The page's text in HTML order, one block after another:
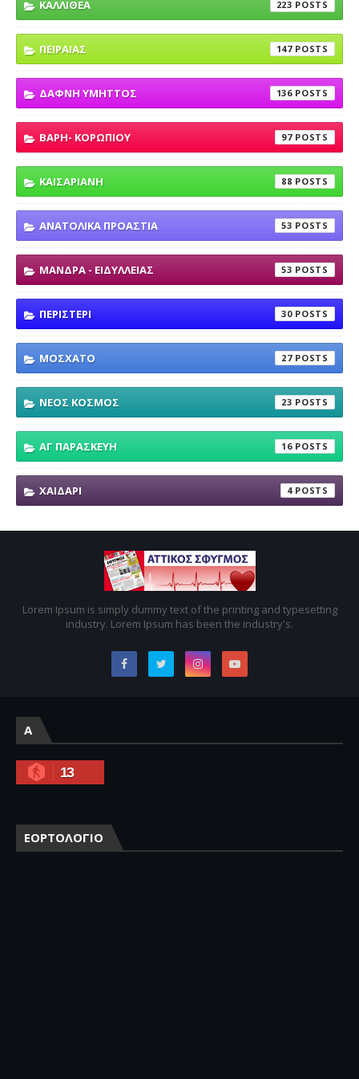
ΚΑΛΛΙΘΕΑ 223
ΠΕΙΡΑΙΑΣ 147
ΔΑΦΝΗ ΥΜΗΤΤΟΣ 136
ΒΑΡΗ- ΚΟΡΩΠΙΟΥ 97
ΚΑΙΣΑΡΙΑΝΗ 88
ΑΝΑΤΟΛΙΚΑ ΠΡΟΑΣΤΙΑ 53
ΜΑΝΔΡΑ - ΕΙΔΥΛΛΕΙΑΣ 53
ΠΕΡΙΣΤΕΡΙ 30
ΜΟΣΧΑΤΟ 27
ΝΕΟΣ ΚΟΣΜΟΣ 23
ΑΓ ΠΑΡΑΣΚΕΥΗ 16
ΧΑΙΔΑΡΙ 4
Lorem Ipsum is simply dummy text of the printing and typesetting
industry. Lorem Ipsum has been the industry's.
A
13
ΕΟΡΤΟΛΟΓΙΟ